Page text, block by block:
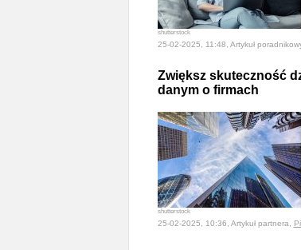
shutterstock
25-02-2025, 11:48, Artykuł
Zwiększ skuteczność
danym o firmach
shutterstock
25-02-2025, 10:36, Artykuł partnera,